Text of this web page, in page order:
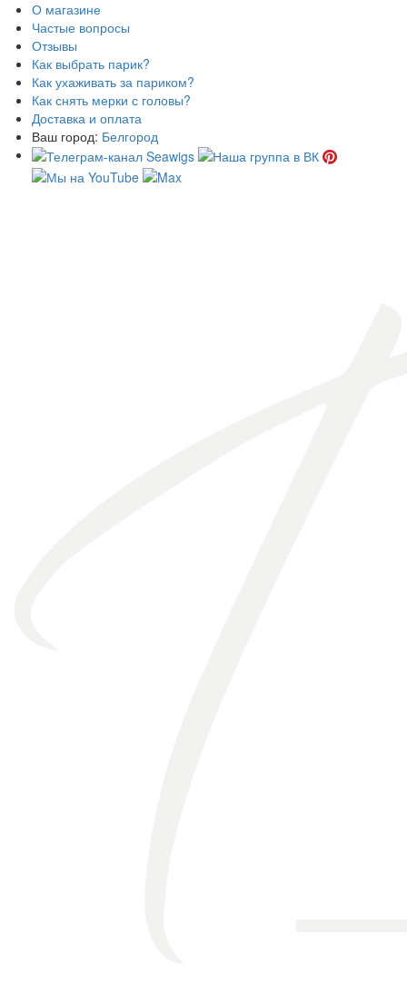
О магазине
Частые вопросы
Отзывы
Как выбрать парик?
Как ухаживать за париком?
Как снять мерки с головы?
Доставка и оплата
Ваш город: Белгород